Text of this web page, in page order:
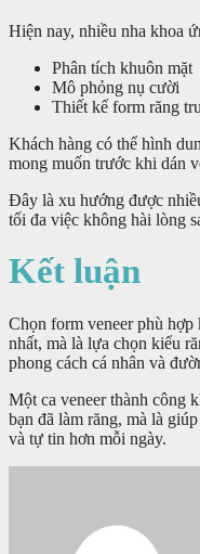
Hiện nay, nhiều nha khoa
Phân tích khuôn mặt
Mô phỏng nụ cười
Thiết kế form răng
Khách hàng có thể hình
mong muốn trước khi dán
Đây là xu hướng được
tối đa việc không hài lòng
Kết luận
Chọn form veneer phù hợp
nhất, mà là lựa chọn kiểu
phong cách cá nhân và
Một ca veneer thành công
bạn đã làm răng, mà là
và tự tin hơn mỗi ngày.